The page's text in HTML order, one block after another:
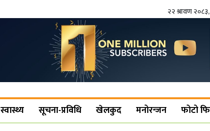
२२ श्रावण
स्वास्थ्य सूचना-प्रविधि खेलकुद मनोरन्जन फोटो